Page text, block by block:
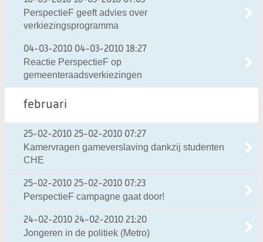
PerspectieF geeft advies over
verkiezingsprogramma
04-03-2010 04-03-2010 18:27
Reactie PerspectieF op
gemeenteraadsverkiezingen
februari
25-02-2010 25-02-2010 07:27
Kamervragen gameverslaving dankzij studenten
CHE
25-02-2010 25-02-2010 07:23
PerspectieF campagne gaat door!
24-02-2010 24-02-2010 21:20
Jongeren in de politiek (Metro)